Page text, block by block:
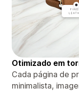
Otimizado em
Cada página de
minimalista,